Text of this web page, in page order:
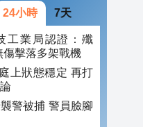
24小時 7天
工業局認證：殲
傷擊落多架戰機
上狀態穩定 再打
警被捕 警員臉腳